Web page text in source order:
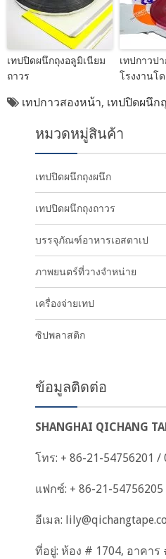
เทปปิดผนึกถุงอลูมิเนียม
ถาวร
เทปกาวป
โรงงานโ
เทปกาวสองหน้า, เทปปิดผนึก
หมวดหมู่สินค้า
เทปปิดผนึกถุงผนึก
เทปปิดผนึกถุงถาวร
บรรจุภัณฑ์อาหารเอสตาเป
ภาพยนตร์ที่วางจำหน่าย
เครื่องจ่ายเทป
ซิปพลาสติก
ข้อมูลติดต่อ
SHANGHAI QICHANG
โทร: + 86-21-54756201 /
แฟกซ์: + 86-21-54756205
อีเมล:
ที่อยู่: ห้อง # 1704, อาคาร